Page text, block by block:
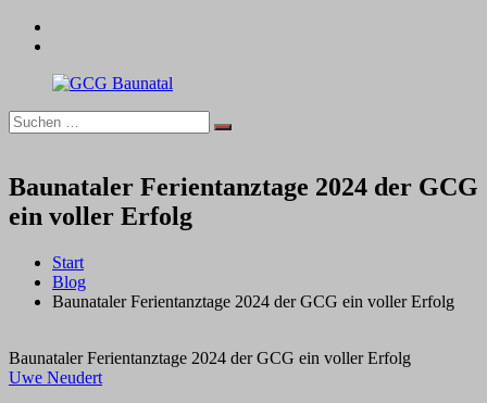
Zum
Inhalt
GCG
Suchen
nach:
Suchen
Baunataler Ferientanztage 2024 der GCG
ein voller Erfolg
Start
Blog
Baunataler Ferientanztage 2024 der GCG ein voller Erfolg
Baunataler Ferientanztage 2024 der GCG ein voller Erfolg
Uwe Neudert